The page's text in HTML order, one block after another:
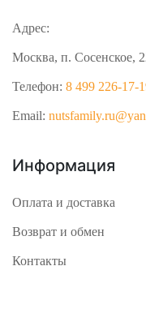
Адрес:
Москва, п. Сосенское,
Телефон: 8 499 226-17-
Email:
Информация
Оплата и доставка
Возврат и обмен
Контакты